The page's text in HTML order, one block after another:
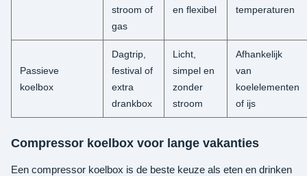
stroom of
gas
en flexibel
temperaturen
Passieve
koelbox
Dagtrip,
festival of
extra
drankbox
Licht,
simpel en
zonder
stroom
Afhankelijk
van
koelelementen
of ijs
Compressor koelbox voor lange vakanties
Een compressor koelbox is de beste keuze als eten en drinken